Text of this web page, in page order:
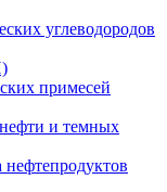
углеводородов
примесей
и темных